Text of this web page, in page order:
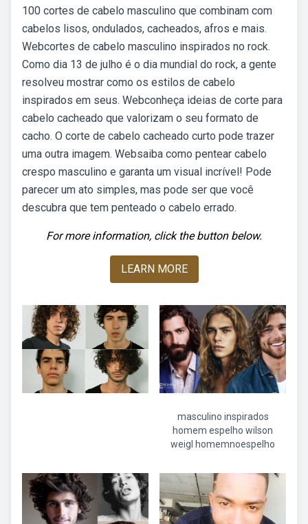
100 cortes de cabelo masculino que combinam com
cabelos lisos, ondulados, cacheados, afros e mais.
Webcortes de cabelo masculino inspirados no rock.
Como dia 13 de julho é o dia mundial do rock, a gente
resolveu mostrar como os estilos de cabelo
inspirados em seus. Webconheça ideias de corte para
cabelo cacheado que valorizam o seu formato de
cacho. O corte de cabelo cacheado curto pode trazer
uma outra imagem. Websaiba como pentear cabelo
crespo masculino e garanta um visual incrível! Pode
parecer um ato simples, mas pode ser que você
descubra que tem penteado o cabelo errado.
For more information, click the button below.
LEARN MORE
masculino inspirados
homem espelho wilson
weigl homemnoespelho